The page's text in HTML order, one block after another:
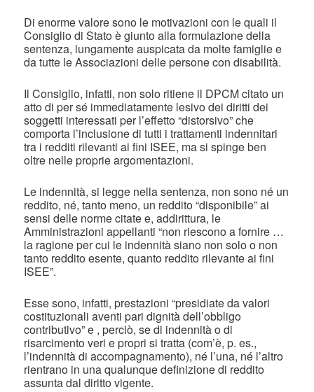
Di enorme valore sono le motivazioni con le quali il
Consiglio di Stato è giunto alla formulazione della
sentenza, lungamente auspicata da molte famiglie e
da tutte le Associazioni delle persone con disabilità.
Il Consiglio, infatti, non solo ritiene il DPCM citato un
atto di per sé immediatamente lesivo dei diritti dei
soggetti interessati per l’effetto “distorsivo” che
comporta l’inclusione di tutti i trattamenti indennitari
tra i redditi rilevanti ai fini ISEE, ma si spinge ben
oltre nelle proprie argomentazioni.
Le indennità, si legge nella sentenza, non sono né un
reddito, né, tanto meno, un reddito “disponibile” ai
sensi delle norme citate e, addirittura, le
Amministrazioni appellanti “non riescono a fornire …
la ragione per cui le indennità siano non solo o non
tanto reddito esente, quanto reddito rilevante ai fini
ISEE”.
Esse sono, infatti, prestazioni “presidiate da valori
costituzionali aventi pari dignità dell’obbligo
contributivo” e , perciò, se di indennità o di
risarcimento veri e propri si tratta (com’è, p. es.,
l’indennità di accompagnamento), né l’una, né l’altro
rientrano in una qualunque definizione di reddito
assunta dal diritto vigente.